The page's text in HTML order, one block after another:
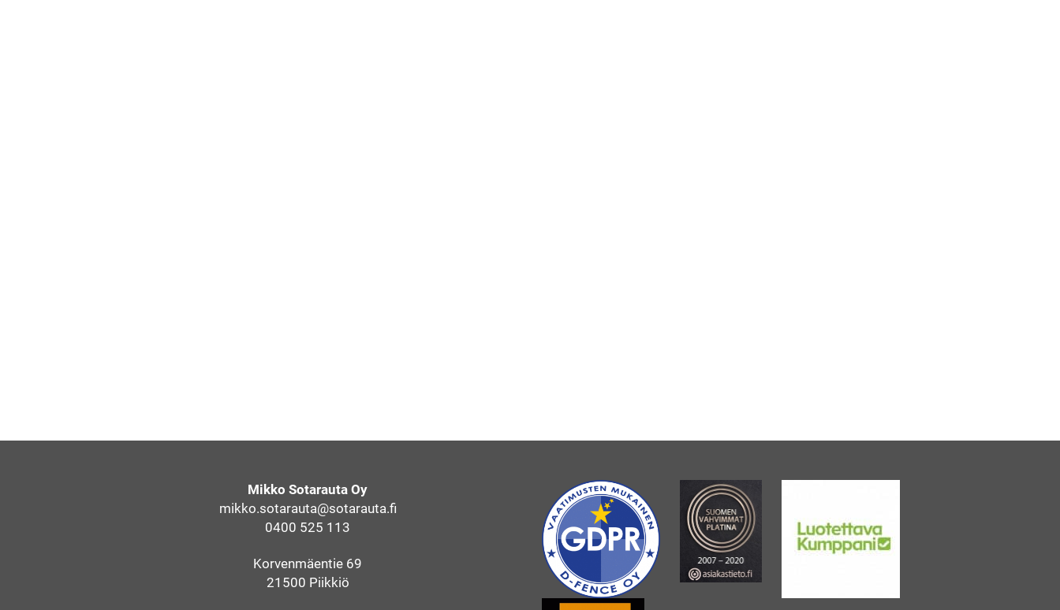
Mikko Sotarauta Oy
mikko.sotarauta@sotarauta.fi
0400 525 113
Korvenmäentie 69
21500 Piikkiö